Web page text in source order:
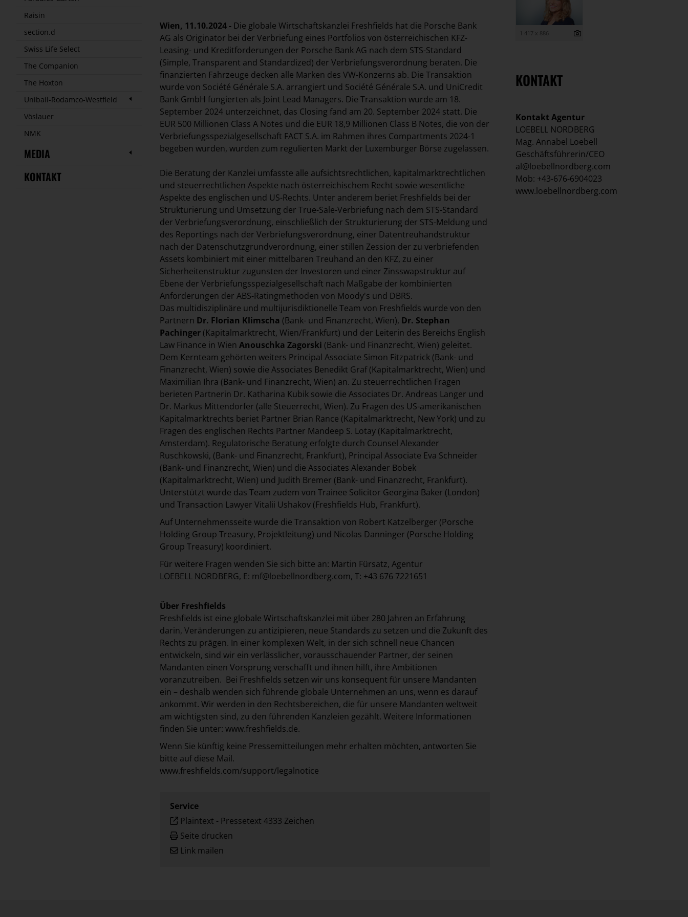
Raisin
section.d
Swiss Life Select
The Companion
The Hoxton
Unibail-Rodamco-Westfield
Vöslauer
NMK
MEDIA
KONTAKT
Wien, 11.10.2024 - Die globale Wirtschaftskanzlei Freshfields hat die Porsche Bank
AG als Originator bei der Verbriefung eines Portfolios von österreichischen KFZ-
Leasing- und Kreditforderungen der Porsche Bank AG nach dem STS-Standard
(Simple, Transparent and Standardized) der Verbriefungsverordnung beraten. Die
finanzierten Fahrzeuge decken alle Marken des VW-Konzerns ab. Die Transaktion
wurde von Société Générale S.A. arrangiert und Société Générale S.A. und UniCredit
Bank GmbH fungierten als Joint Lead Managers. Die Transaktion wurde am 18.
September 2024 unterzeichnet, das Closing fand am 20. September 2024 statt. Die
EUR 500 Millionen Class A Notes und die EUR 18,9 Millionen Class B Notes, die von der
Verbriefungsspezialgesellschaft FACT S.A. im Rahmen ihres Compartments 2024-1
begeben wurden, wurden zum regulierten Markt der Luxemburger Börse zugelassen.
Die Beratung der Kanzlei umfasste alle aufsichtsrechtlichen, kapitalmarktrechtlichen
und steuerrechtlichen Aspekte nach österreichischem Recht sowie wesentliche
Aspekte des englischen und US-Rechts. Unter anderem beriet Freshfields bei der
Strukturierung und Umsetzung der True-Sale-Verbriefung nach dem STS-Standard
der Verbriefungsverordnung, einschließlich der Strukturierung der STS-Meldung und
des Reportings nach der Verbriefungsverordnung, einer Datentreuhandstruktur
nach der Datenschutzgrundverordnung, einer stillen Zession der zu verbriefenden
Assets kombiniert mit einer mittelbaren Treuhand an den KFZ, zu einer
Sicherheitenstruktur zugunsten der Investoren und einer Zinsswapstruktur auf
Ebene der Verbriefungsspezialgesellschaft nach Maßgabe der kombinierten
Anforderungen der ABS-Ratingmethoden von Moody's und DBRS.
Das multidisziplinäre und multijurisdiktionelle Team von Freshfields wurde von den
Partnern Dr. Florian Klimscha (Bank- und Finanzrecht, Wien), Dr. Stephan
Pachinger (Kapitalmarktrecht, Wien/Frankfurt) und der Leiterin des Bereichs English
Law Finance in Wien Anouschka Zagorski (Bank- und Finanzrecht, Wien) geleitet.
Dem Kernteam gehörten weiters Principal Associate Simon Fitzpatrick (Bank- und
Finanzrecht, Wien) sowie die Associates Benedikt Graf (Kapitalmarktrecht, Wien) und
Maximilian Ihra (Bank- und Finanzrecht, Wien) an. Zu steuerrechtlichen Fragen
berieten Partnerin Dr. Katharina Kubik sowie die Associates Dr. Andreas Langer und
Dr. Markus Mittendorfer (alle Steuerrecht, Wien). Zu Fragen des US-amerikanischen
Kapitalmarktrechts beriet Partner Brian Rance (Kapitalmarktrecht, New York) und zu
Fragen des englischen Rechts Partner Mandeep S. Lotay (Kapitalmarktrecht,
Amsterdam). Regulatorische Beratung erfolgte durch Counsel Alexander
Ruschkowski, (Bank- und Finanzrecht, Frankfurt), Principal Associate Eva Schneider
(Bank- und Finanzrecht, Wien) und die Associates Alexander Bobek
(Kapitalmarktrecht, Wien) und Judith Bremer (Bank- und Finanzrecht, Frankfurt).
Unterstützt wurde das Team zudem von Trainee Solicitor Georgina Baker (London)
und Transaction Lawyer Vitalii Ushakov (Freshfields Hub, Frankfurt).
Auf Unternehmensseite wurde die Transaktion von Robert Katzelberger (Porsche
Holding Group Treasury, Projektleitung) und Nicolas Danninger (Porsche Holding
Group Treasury) koordiniert.
Für weitere Fragen wenden Sie sich bitte an: Martin Fürsatz, Agentur
LOEBELL NORDBERG, E: mf@loebellnordberg.com, T: +43 676 7221651
Über Freshfields
Freshfields ist eine globale Wirtschaftskanzlei mit über 280 Jahren an Erfahrung
darin, Veränderungen zu antizipieren, neue Standards zu setzen und die Zukunft des
Rechts zu prägen. In einer komplexen Welt, in der sich schnell neue Chancen
entwickeln, sind wir ein verlässlicher, vorausschauender Partner, der seinen
Mandanten einen Vorsprung verschafft und ihnen hilft, ihre Ambitionen
voranzutreiben. Bei Freshfields setzen wir uns konsequent für unsere Mandanten
ein – deshalb wenden sich führende globale Unternehmen an uns, wenn es darauf
ankommt. Wir werden in den Rechtsbereichen, die für unsere Mandanten weltweit
am wichtigsten sind, zu den führenden Kanzleien gezählt. Weitere Informationen
finden Sie unter: www.freshfields.de.
Wenn Sie künftig keine Pressemitteilungen mehr erhalten möchten, antworten Sie
bitte auf diese Mail.
www.freshfields.com/support/legalnotice
Service
Plaintext - Pressetext 4333 Zeichen
Seite drucken
Link mailen
1 417 x 886
KONTAKT
Kontakt Agentur
LOEBELL NORDBERG
Mag. Annabel Loebell
Geschäftsführerin/CEO
al@loebellnordberg.com
Mob: +43-676-6904023
www.loebellnordberg.com